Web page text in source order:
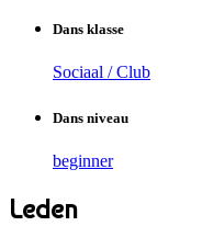
Dans klasse
Sociaal / Club
Dans niveau
beginner
Leden